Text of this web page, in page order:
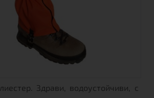
Здрави, водоустойчиви, с